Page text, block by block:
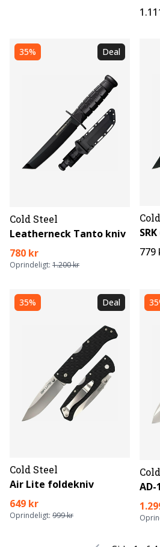
35% Deal
Cold Steel
Leatherneck Tanto kniv
780 kr
Oprindeligt: 1.200 kr
779
35% Deal
Cold Steel
Air Lite foldekniv
649 kr
Oprindeligt: 999 kr